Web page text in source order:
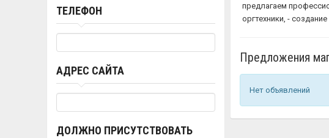
ТЕЛЕФОН
АДРЕС САЙТА
ДОЛЖНО ПРИСУТСТВОВАТЬ
предлагаем
оргтехники, -
Предложения
Нет объявлений